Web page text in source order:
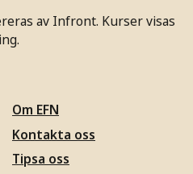
av Infront. Kurser visas
Om EFN
Kontakta oss
Tipsa oss